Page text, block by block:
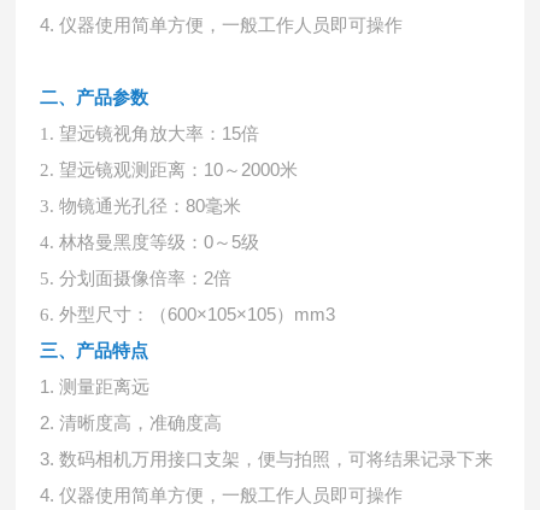
4.仪器使用简单方便，一般工作人员即可操作
二、产品参数
1.望远镜视角放大率： 15倍
2.望远镜观测距离： 10～ 2000米
3.物镜通光孔径：80毫米
4.林格曼黑度等级：0～ 5级
5.分划面摄像倍率： 2倍
6.外型尺寸：（600×105×105） mm3
三、产品特点
1.测量距离远
2.清晰度高，准确度高
3.数码相机万用接口支架，便与拍照，可将结果记录下来
4.仪器使用简单方便，一般工作人员即可操作